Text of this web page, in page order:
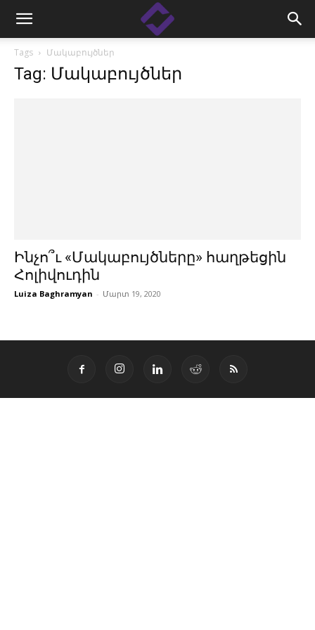
Tags Մակաբույծներ
Tag: Մակաբույծներ
Ինչո՞ւ «Մակաբույծները» հաղթեցին
Հոլիվուդին
Luiza Baghramyan - Մարտ 19, 2020